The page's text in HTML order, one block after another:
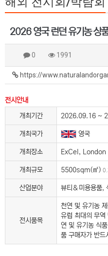
2026 영국 런던 유기농 상
0 1991
https://
전시안내
개최기간
2026.09.16 ~
개최국가 영국
개최장소 ExCel, London
개최규모 5500sqm(㎡)
산업분야 뷰티＆미용용품,
전시품목
천연 및 유기농
유럽 최대의 무
연 및 유기농 식
품 구매자가 반드